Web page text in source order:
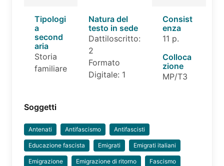
Tipologi
a
second
aria
Storia
familiare
Natura del
testo in sede
Dattiloscritto:
2
Formato
Digitale: 1
Consist
enza
11 p.
Colloca
zione
MP/T3
Soggetti
Antenati Antifascismo Antifascisti
Educazione fascista Emigrati Emigrati italiani
Emigrazione Emigrazione di ritorno Fascismo